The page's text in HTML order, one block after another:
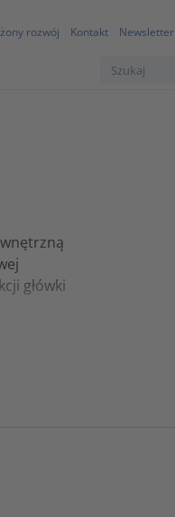
rozwój Kontakt Newsletter
główki